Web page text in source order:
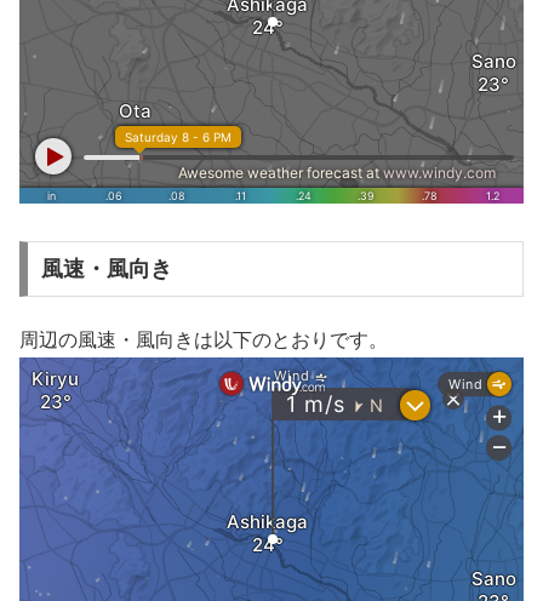
風速・風向き
周辺の風速・風向きは以下のとおりです。